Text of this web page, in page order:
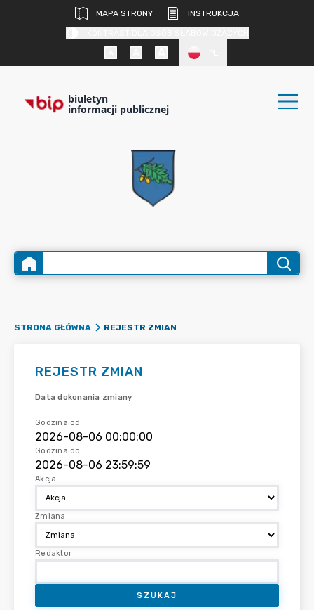
MAPA STRONY
INSTRUKCJA
biuletyn
informacji publicznej
STRONA GŁÓWNA REJESTR ZMIAN
REJESTR ZMIAN
Data dokonania zmiany
Godzina od
Godzina do
Akcja
Zmiana
Redaktor
SZUKAJ